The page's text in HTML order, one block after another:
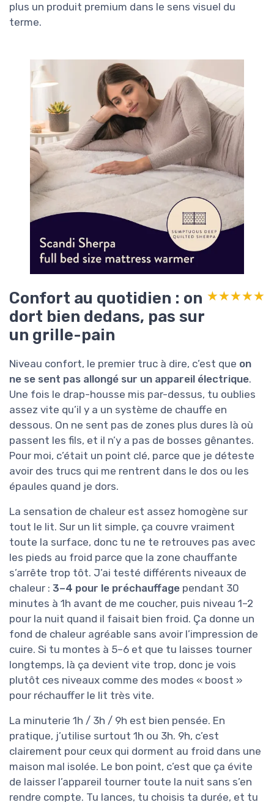
plus un produit premium dans le sens visuel du
terme.
Confort au quotidien : on
dort bien dedans, pas sur
un grille-pain
★★★★★
★★★★★
Niveau confort, le premier truc à dire, c’est que on
ne se sent pas allongé sur un appareil électrique.
Une fois le drap-housse mis par-dessus, tu oublies
assez vite qu’il y a un système de chauffe en
dessous. On ne sent pas de zones plus dures là où
passent les fils, et il n’y a pas de bosses gênantes.
Pour moi, c’était un point clé, parce que je déteste
avoir des trucs qui me rentrent dans le dos ou les
épaules quand je dors.
La sensation de chaleur est assez homogène sur
tout le lit. Sur un lit simple, ça couvre vraiment
toute la surface, donc tu ne te retrouves pas avec
les pieds au froid parce que la zone chauffante
s’arrête trop tôt. J’ai testé différents niveaux de
chaleur : 3–4 pour le préchauffage pendant 30
minutes à 1h avant de me coucher, puis niveau 1–2
pour la nuit quand il faisait bien froid. Ça donne un
fond de chaleur agréable sans avoir l’impression de
cuire. Si tu montes à 5–6 et que tu laisses tourner
longtemps, là ça devient vite trop, donc je vois
plutôt ces niveaux comme des modes « boost »
pour réchauffer le lit très vite.
La minuterie 1h / 3h / 9h est bien pensée. En
pratique, j’utilise surtout 1h ou 3h. 9h, c’est
clairement pour ceux qui dorment au froid dans une
maison mal isolée. Le bon point, c’est que ça évite
de laisser l’appareil tourner toute la nuit sans s’en
rendre compte. Tu lances, tu choisis ta durée, et tu